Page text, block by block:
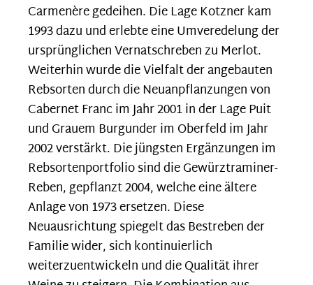
Carmenère gedeihen. Die Lage Kotzner kam
1993 dazu und erlebte eine Umveredelung der
ursprünglichen Vernatschreben zu Merlot.
Weiterhin wurde die Vielfalt der angebauten
Rebsorten durch die Neuanpflanzungen von
Cabernet Franc im Jahr 2001 in der Lage Puit
und Grauem Burgunder im Oberfeld im Jahr
2002 verstärkt. Die jüngsten Ergänzungen im
Rebsortenportfolio sind die Gewürztraminer-
Reben, gepflanzt 2004, welche eine ältere
Anlage von 1973 ersetzen. Diese
Neuausrichtung spiegelt das Bestreben der
Familie wider, sich kontinuierlich
weiterzuentwickeln und die Qualität ihrer